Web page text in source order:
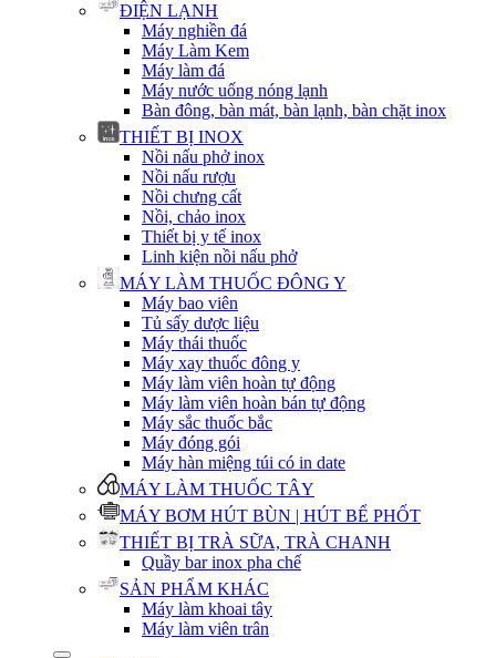
ĐIỆN LẠNH
Máy nghiền đá
Máy Làm Kem
Máy làm đá
Máy nước uống nóng lạnh
Bàn đông, bàn mát, bàn lạnh, bàn chặt inox
THIẾT BỊ INOX
Nồi nấu phở inox
Nồi nấu rượu
Nồi chưng cất
Nồi, chảo inox
Thiết bị y tế inox
Linh kiện nồi nấu phở
MÁY LÀM THUỐC ĐÔNG Y
Máy bao viên
Tủ sấy dược liệu
Máy thái thuốc
Máy xay thuốc đông y
Máy làm viên hoàn tự động
Máy làm viên hoàn bán tự động
Máy sắc thuốc bắc
Máy đóng gói
Máy hàn miệng túi có in date
MÁY LÀM THUỐC TÂY
MÁY BƠM HÚT BÙN | HÚT BỂ PHỐT
THIẾT BỊ TRÀ SỮA, TRÀ CHANH
Quầy bar inox pha chế
SẢN PHẨM KHÁC
Máy làm khoai tây
Máy làm viên trân